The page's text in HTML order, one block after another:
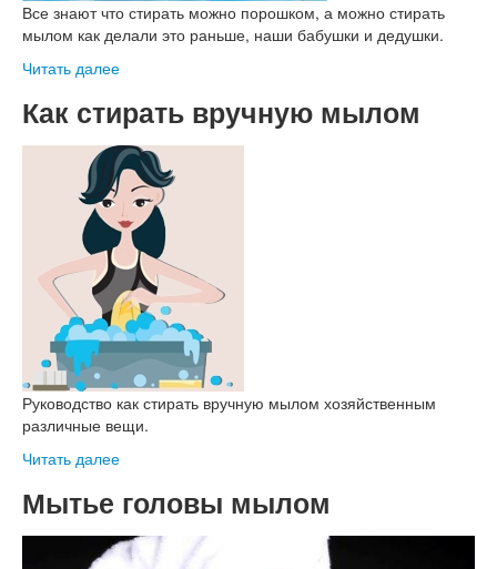
Все знают что стирать можно порошком, а можно стирать
мылом как делали это раньше, наши бабушки и дедушки.
Читать далее
Как стирать вручную мылом
Руководство как стирать вручную мылом хозяйственным
различные вещи.
Читать далее
Мытье головы мылом